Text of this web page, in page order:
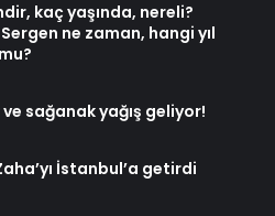
kaç yaşında, nereli?
ne zaman, hangi yıl
sağanak yağış geliyor!
İstanbul’a getirdi